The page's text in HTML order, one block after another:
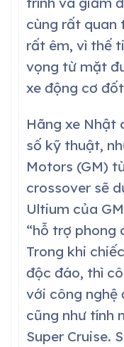
cùng rất quan
rất êm, vì thế
vọng từ mặt
xe động cơ
Hãng xe Nhật
số kỹ thuật,
Motors (GM)
crossover sẽ
Ultium của
“hỗ trợ phong
Trong khi
độc đáo, thì
với công nghệ
cũng như tính
Super Cruise.